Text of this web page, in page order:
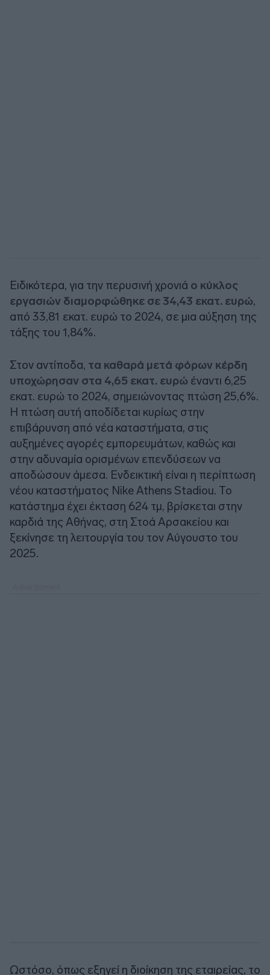
Ειδικότερα, για την περυσινή χρονιά ο κύκλος
εργασιών διαμορφώθηκε σε 34,43 εκατ. ευρώ,
από 33,81 εκατ. ευρώ το 2024, σε μια αύξηση της
τάξης του 1,84%.
Στον αντίποδα, τα καθαρά μετά φόρων κέρδη
υποχώρησαν στα 4,65 εκατ. ευρώ έναντι 6,25
εκατ. ευρώ το 2024, σημειώνοντας πτώση 25,6%.
Η πτώση αυτή αποδίδεται κυρίως στην
επιβάρυνση από νέα καταστήματα, στις
αυξημένες αγορές εμπορευμάτων, καθώς και
στην αδυναμία ορισμένων επενδύσεων να
αποδώσουν άμεσα. Ενδεικτική είναι η περίπτωση
νέου καταστήματος Nike Athens Stadiou. Το
κατάστημα έχει έκταση 624 τμ, βρίσκεται στην
καρδιά της Αθήνας, στη Στοά Αρσακείου και
ξεκίνησε τη λειτουργία του τον Αύγουστο του
2025.
Ωστόσο, όπως εξηγεί η διοίκηση της εταιρείας, το